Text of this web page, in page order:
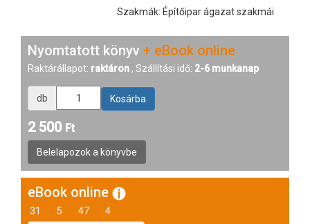
Szakmák: Építőipar ágazat szakmái
Nyomtatott könyv + eBook online
Raktárállapot: raktáron , Szállítási idő: 2-6 munkanap
db
2 500 Ft
eBook online
31 5 47 4